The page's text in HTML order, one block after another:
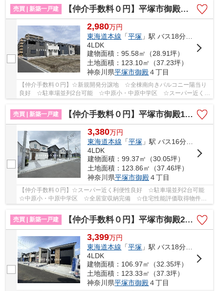
売買 | 新築一戸建
【仲介手数料０円】平塚市御殿第18 新築一戸建て 全8棟
2,980万円
東海道本線 「平塚 」駅 バス18分 「大縄橋」 停歩5分
4LDK
建物面積：95.58㎡（28.91坪）
土地面積：123.10㎡（37.23坪）
神奈川県平塚市御殿４丁目
【仲介手数料０円】☆新規開発分譲地 ☆全棟南向きバルコニー陽当り
良好 ☆駐車場並列2台可能 ☆中原小・中原中学区 ☆スーパー近く利
便性良好 ☆ZEH水準省エネ住宅 ☆地震に安心の耐震...
売買 | 新築一戸建
【仲介手数料０円】平塚市御殿15期 新築一戸建て 全5棟
3,380万円
東海道本線 「平塚 」駅 バス16分 「大縄橋」 停歩5分
4LDK
建物面積：99.37㎡（30.05坪）
土地面積：123.86㎡（37.46坪）
神奈川県平塚市御殿４丁目
【仲介手数料０円】☆スーパー近く利便性良好 ☆駐車場並列2台可能
☆中原小・中原中学区 ☆全居室収納完備 ☆住宅性能評価取得物件
☆長期優良住宅 ☆南向きバルコニー陽当り良好♪ 【...
売買 | 新築一戸建
【仲介手数料０円】平塚市御殿2期 新築一戸建て 全5棟
3,399万円
東海道本線 「平塚 」駅 バス18分 「大縄橋」 停歩5分
4LDK
建物面積：106.97㎡（32.35坪）
土地面積：123.33㎡（37.3坪）
神奈川県平塚市御殿４丁目